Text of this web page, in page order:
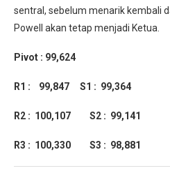
sentral, sebelum menarik kembali
Powell akan tetap menjadi Ketua.
Pivot : 99,624
R1 : 99,847 S1 : 99,364
R2 : 100,107 S2 : 99,141
R3 : 100,330 S3 : 98,881